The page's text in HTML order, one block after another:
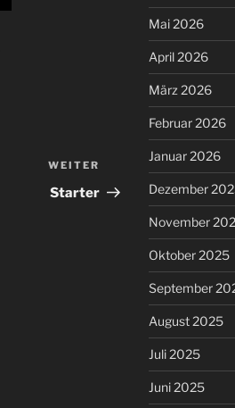
Beitrag
WEITER
Starter
Mai 2026
April 2026
März 2026
Februar 2026
Januar 2026
Dezember
November
Oktober 2025
September
August 2025
Juli 2025
Juni 2025